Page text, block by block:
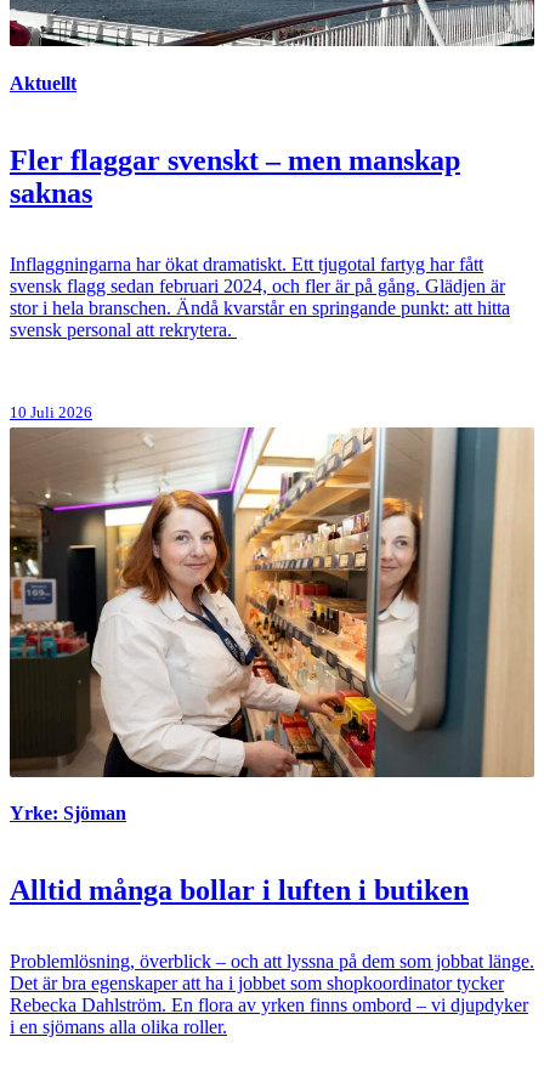
Aktuellt
Fler flaggar svenskt – men manskap
saknas
Inflaggningarna har ökat dramatiskt. Ett tjugotal fartyg har fått
svensk flagg sedan februari 2024, och fler är på gång. Glädjen är
stor i hela branschen. Ändå kvarstår en springande punkt: att hitta
svensk personal att rekrytera.
10 Juli 2026
Yrke: Sjöman
Alltid många bollar i luften i butiken
Problemlösning, överblick – och att lyssna på dem som jobbat länge.
Det är bra egenskaper att ha i jobbet som shopkoordinator tycker
Rebecka Dahlström. En flora av yrken finns ombord – vi djupdyker
i en sjömans alla olika roller.